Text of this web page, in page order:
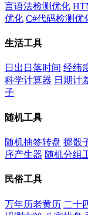
言语法检测优化
优化 C#代码检测优
生活工具
日出日落时间 经纬
科学计算器 日期计
子
随机工具
随机抽签转盘 掷骰
序产生器 随机分组
民俗工具
万年历老黄历 二十